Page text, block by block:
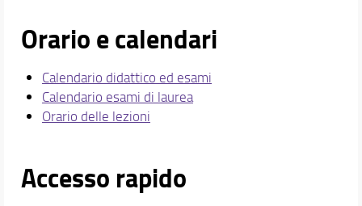
Orario e calendari
Calendario didattico ed esami
Calendario esami di laurea
Orario delle lezioni
Accesso rapido